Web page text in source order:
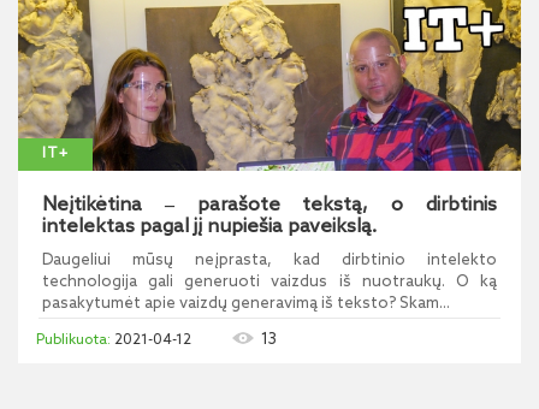
IT+
Neįtikėtina ‒ parašote tekstą, o dirbtinis
intelektas pagal jį nupiešia paveikslą.
Daugeliui mūsų neįprasta, kad dirbtinio intelekto
technologija gali generuoti vaizdus iš nuotraukų. O ką
pasakytumėt apie vaizdų generavimą iš teksto? Skam...
2021-04-12 13